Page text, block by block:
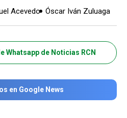
Acevedo Óscar Iván Zuluaga
Whatsapp de Noticias RCN
en Google News